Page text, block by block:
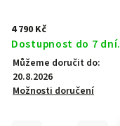
4 790 Kč
Dostupnost do 7 dní.
Můžeme doručit do:
20.8.2026
Možnosti doručení